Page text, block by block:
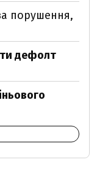
порушення,
дефолт